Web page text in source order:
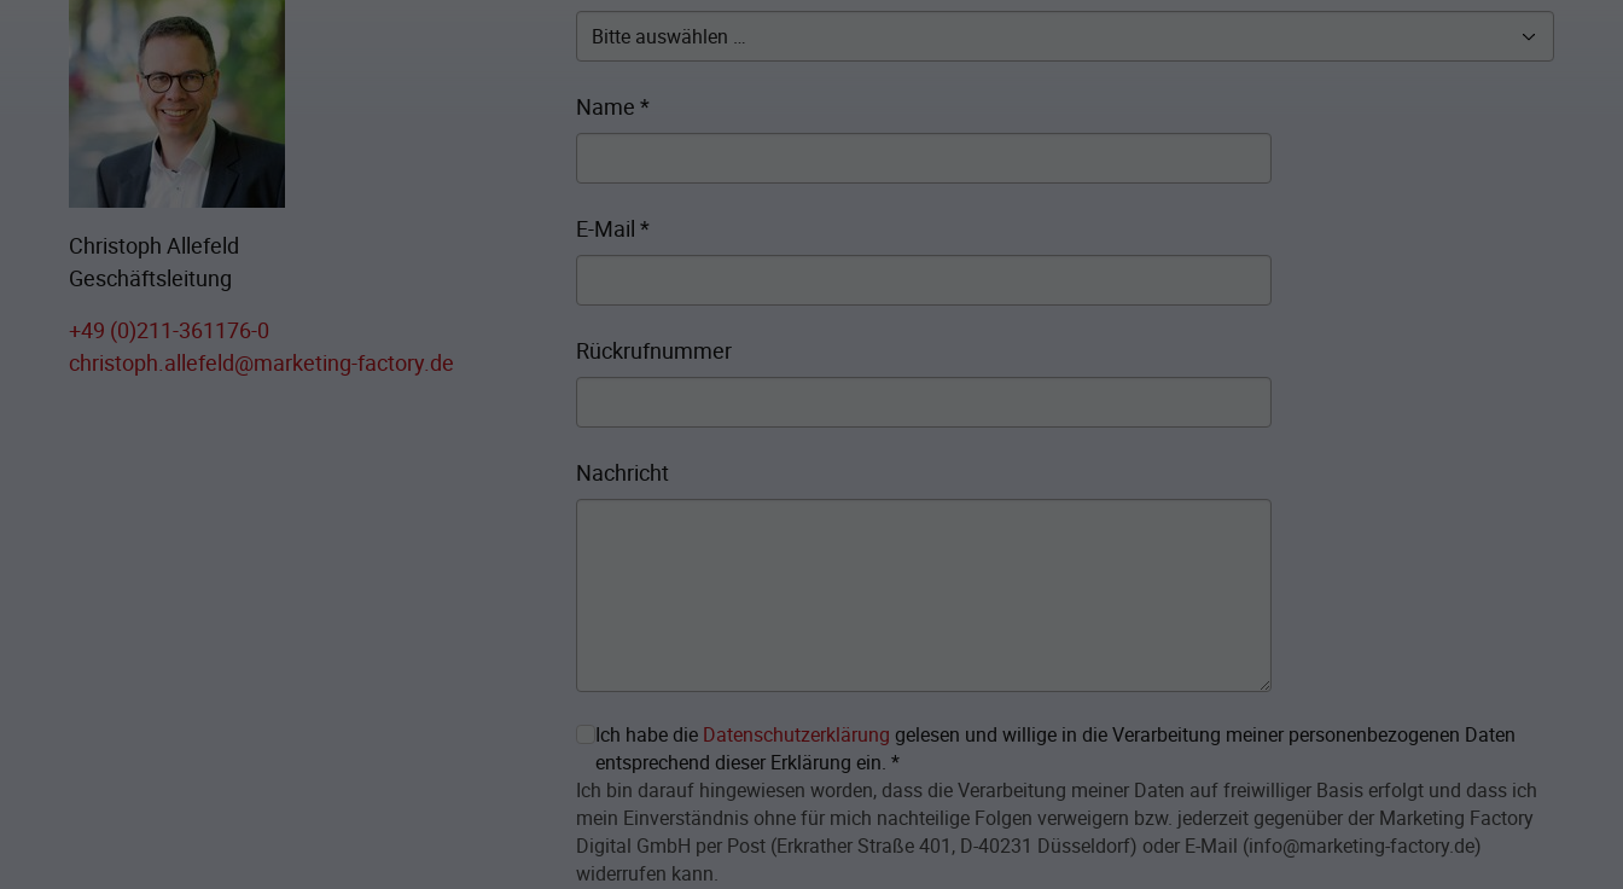
Christoph Allefeld
Geschäftsleitung
+49 (0)211-361176-0
christoph.allefeld@marketing-factory.de
Name *
E-Mail *
Rückrufnummer
Nachricht
Ich habe die Datenschutzerklärung gelesen und willige in die Verarbeitung meiner personenbezogenen Daten
entsprechend dieser Erklärung ein. *
Ich bin darauf hingewiesen worden, dass die Verarbeitung meiner Daten auf freiwilliger Basis erfolgt und dass ich
mein Einverständnis ohne für mich nachteilige Folgen verweigern bzw. jederzeit gegenüber der Marketing Factory
Digital GmbH per Post (Erkrather Straße 401, D-40231 Düsseldorf) oder E-Mail (info@marketing-factory.de)
widerrufen kann.